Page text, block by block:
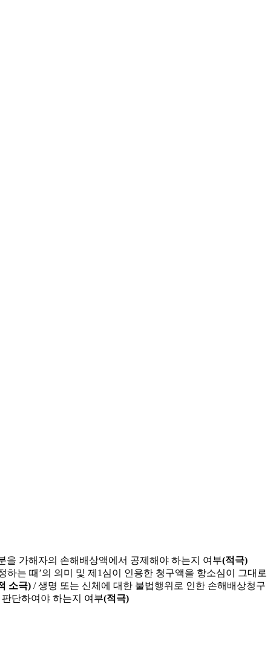
가해자의 손해배상액에서 공제해야 하는지 여부(적극)
는 때’의 의미 및 제1심이 인용한 청구액을 항소심이 그대로
소극) / 생명 또는 신체에 대한 불법행위로 인한 손해배상청구
단하여야 하는지 여부(적극)